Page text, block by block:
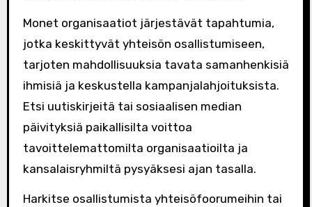
Monet organisaatiot järjestävät tapahtumia,
jotka keskittyvät yhteisön osallistumiseen,
tarjoten mahdollisuuksia tavata samanhenkisiä
ihmisiä ja keskustella kampanjalahjoituksista.
Etsi uutiskirjeitä tai sosiaalisen median
päivityksiä paikallisilta voittoa
tavoittelemattomilta organisaatioilta ja
kansalaisryhmiltä pysyäksesi ajan tasalla.
Harkitse osallistumista yhteisöfoorumeihin tai